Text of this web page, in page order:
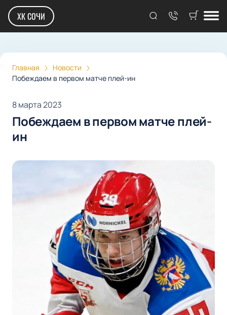
ХК СОЧИ
Главная
Новости
Побеждаем в первом матче плей-ин
8 марта 2023
Побеждаем в первом матче плей-
ин